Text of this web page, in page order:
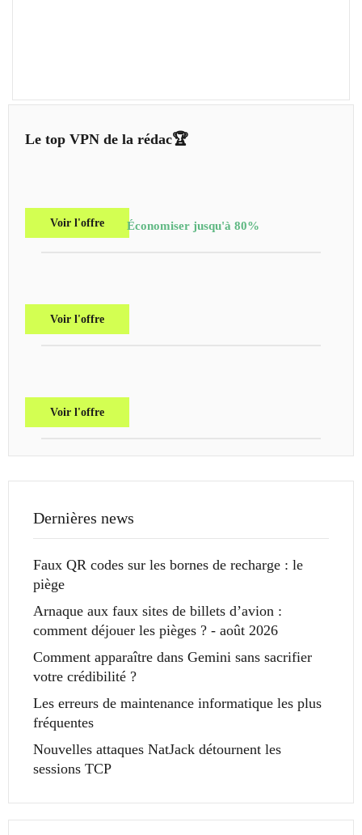
Le top VPN de la rédac🏆
Voir l'offre Économiser jusqu'à 80%
Voir l'offre
Voir l'offre
Dernières news
Faux QR codes sur les bornes de recharge : le
piège
Arnaque aux faux sites de billets d’avion :
comment déjouer les pièges ? - août 2026
Comment apparaître dans Gemini sans sacrifier
votre crédibilité ?
Les erreurs de maintenance informatique les plus
fréquentes
Nouvelles attaques NatJack détournent les
sessions TCP